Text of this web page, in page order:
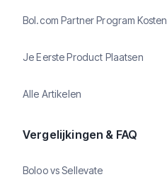
Bol.com Partner Program Kosten
Je Eerste Product Plaatsen
Alle Artikelen
Vergelijkingen & FAQ
Boloo vs Sellevate